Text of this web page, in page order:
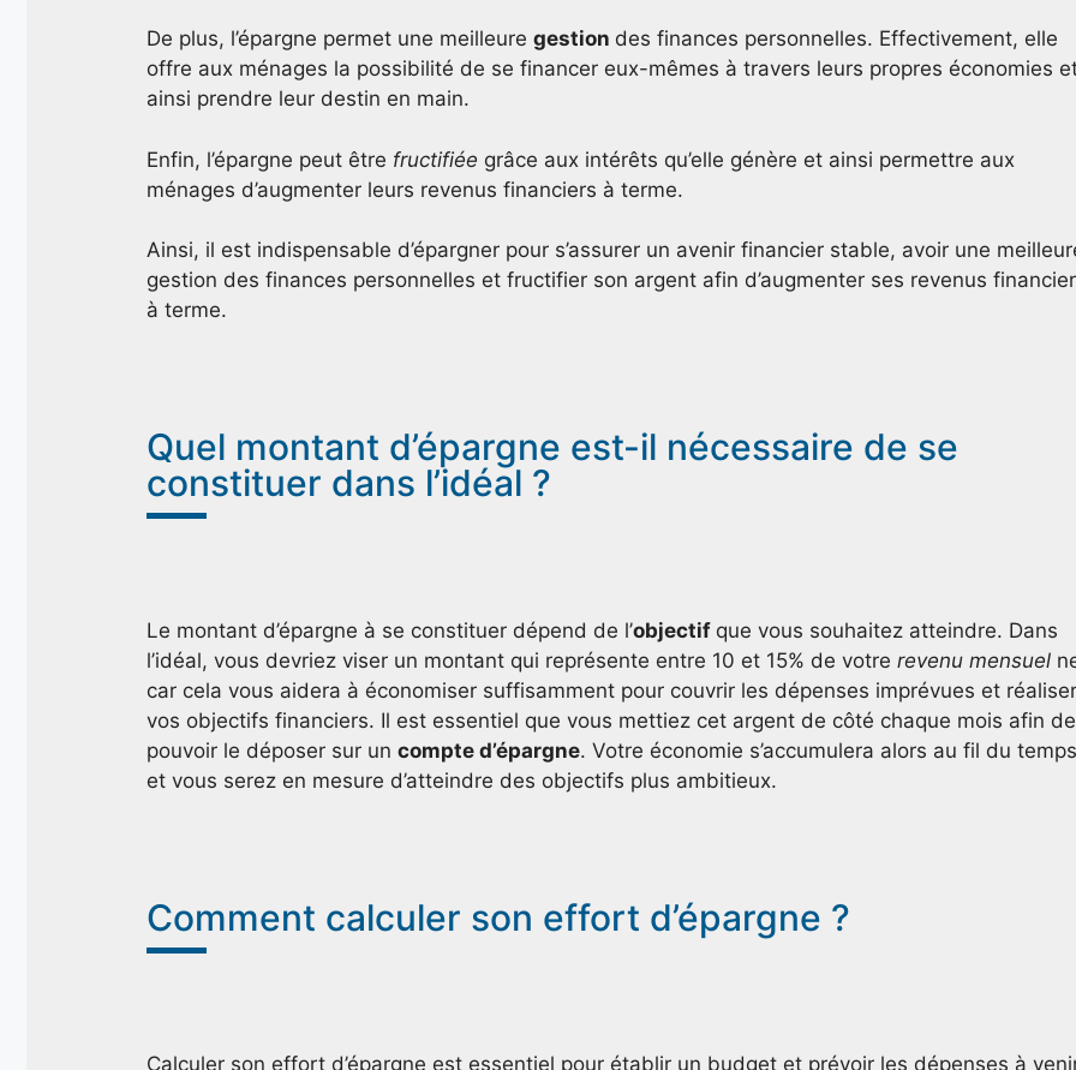
De plus, l’épargne permet une meilleure gestion des finances personnelles. Effectivement, elle
offre aux ménages la possibilité de se financer eux-mêmes à travers leurs propres économies
ainsi prendre leur destin en main.
Enfin, l’épargne peut être fructifiée grâce aux intérêts qu’elle génère et ainsi permettre aux
ménages d’augmenter leurs revenus financiers à terme.
Ainsi, il est indispensable d’épargner pour s’assurer un avenir financier stable, avoir une
gestion des finances personnelles et fructifier son argent afin d’augmenter ses revenus
à terme.
Quel montant d’épargne est-il nécessaire de se
constituer dans l’idéal ?
Le montant d’épargne à se constituer dépend de l’objectif que vous souhaitez atteindre. Dans
l’idéal, vous devriez viser un montant qui représente entre 10 et 15% de votre revenu mensuel
car cela vous aidera à économiser suffisamment pour couvrir les dépenses imprévues et réaliser
vos objectifs financiers. Il est essentiel que vous mettiez cet argent de côté chaque mois afin de
pouvoir le déposer sur un compte d’épargne. Votre économie s’accumulera alors au fil du temps
et vous serez en mesure d’atteindre des objectifs plus ambitieux.
Comment calculer son effort d’épargne ?
Calculer son effort d’épargne est essentiel pour établir un budget et prévoir les dépenses à